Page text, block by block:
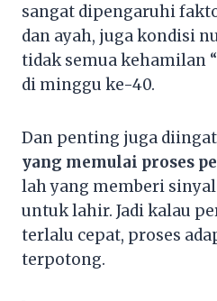
sangat dipengaruhi
dan ayah, juga kondisi
tidak semua kehamilan
di minggu ke-40.
Dan penting juga
yang memulai proses
lah yang memberi
untuk lahir. Jadi kalau
terlalu cepat, proses
terpotong.